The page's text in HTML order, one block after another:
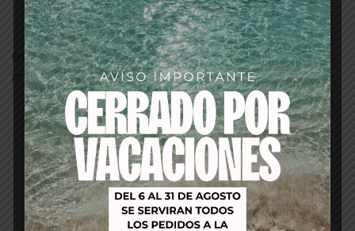
Descripción
Envase básico donde podrás mantener tu plancha
protegida
Productos relacionados